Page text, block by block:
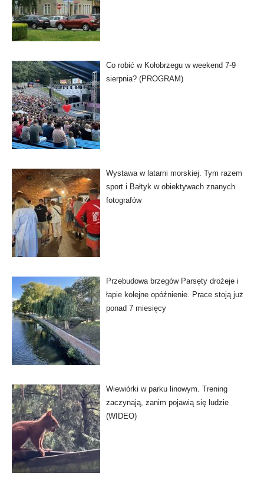
Co robić w Kołobrzegu w weekend 7-9
sierpnia? (PROGRAM)
Wystawa w latarni morskiej. Tym razem
sport i Bałtyk w obiektywach znanych
fotografów
Przebudowa brzegów Parsęty drożeje i
łapie kolejne opóźnienie. Prace stoją już
ponad 7 miesięcy
Wiewiórki w parku linowym. Trening
zaczynają, zanim pojawią się ludzie
(WIDEO)